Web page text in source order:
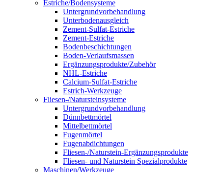
Estriche/Bodensysteme
Untergrundvorbehandlung
Unterbodenausgleich
Zement-Sulfat-Estriche
Zement-Estriche
Bodenbeschichtungen
Boden-Verlaufsmassen
Ergänzungsprodukte/Zubehör
NHL-Estriche
Calcium-Sulfat-Estriche
Estrich-Werkzeuge
Fliesen-/Natursteinsysteme
Untergrundvorbehandlung
Dünnbettmörtel
Mittelbettmörtel
Fugenmörtel
Fugenabdichtungen
Fliesen-/Naturstein-Ergänzungsprodukte
Fliesen- und Naturstein Spezialprodukte
Maschinen/Werkzeuge